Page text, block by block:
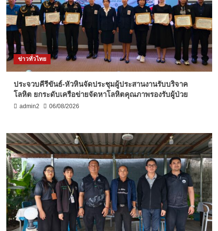
ข่าวทั่วไทย
ประจวบคีรีขันธ์-หัวหินจัดประชุมผู้ประสานงานรับบริจาค
โลหิต ยกระดับเครือข่ายจัดหาโลหิตคุณภาพรองรับผู้ป่วย
admin2 06/08/2026